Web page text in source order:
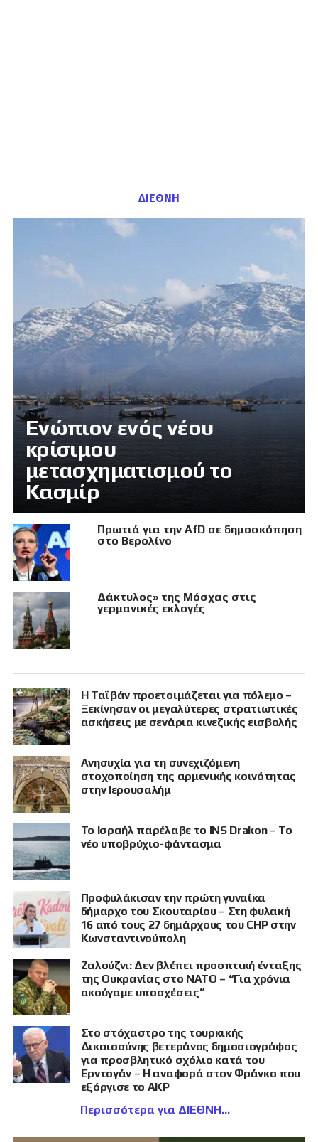
ΔΙΕΘΝΗ
Eνώπιον ενός νέου
κρίσιμου
μετασχηματισμού το
Κασμίρ
Πρωτιά για την AfD σε δημοσκόπηση
στο Βερολίνο
Δάκτυλος» της Μόσχας στις
γερμανικές εκλογές
Η Ταϊβάν προετοιμάζεται για πόλεμο –
Ξεκίνησαν οι μεγαλύτερες στρατιωτικές
ασκήσεις με σενάρια κινεζικής εισβολής
Ανησυχία για τη συνεχιζόμενη
στοχοποίηση της αρμενικής κοινότητας
στην Ιερουσαλήμ
Το Ισραήλ παρέλαβε το INS Drakon – Το
νέο υποβρύχιο-φάντασμα
Προφυλάκισαν την πρώτη γυναίκα
δήμαρχο του Σκουταρίου – Στη φυλακή
16 από τους 27 δημάρχους του CHP στην
Κωνσταντινούπολη
Ζαλούζνι: Δεν βλέπει προοπτική ένταξης
της Ουκρανίας στο ΝΑΤΟ – “Για χρόνια
ακούγαμε υποσχέσεις”
Στο στόχαστρο της τουρκικής
Δικαιοσύνης βετεράνος δημοσιογράφος
για προσβλητικό σχόλιο κατά του
Ερντογάν – Η αναφορά στον Φράνκο που
εξόργισε το AKP
Περισσότερα για ΔΙΕΘΝΗ